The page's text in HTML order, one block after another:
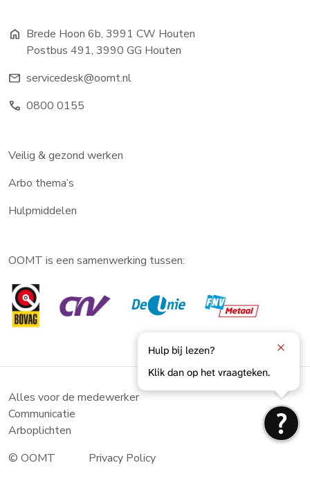
home Brede Hoon 6b, 3991 CW Houten
Postbus 491, 3990 GG Houten
mail servicedesk@oomt.nl
phone 0800 0155
Veilig & gezond werken
Arbo thema’s
Hulpmiddelen
OOMT is een samenwerking tussen:
Alles voor de medewerker
Communicatie
Arboplichten
© OOMT
Privacy Policy
Hulp bij lezen?
Klik dan op het vraagteken.